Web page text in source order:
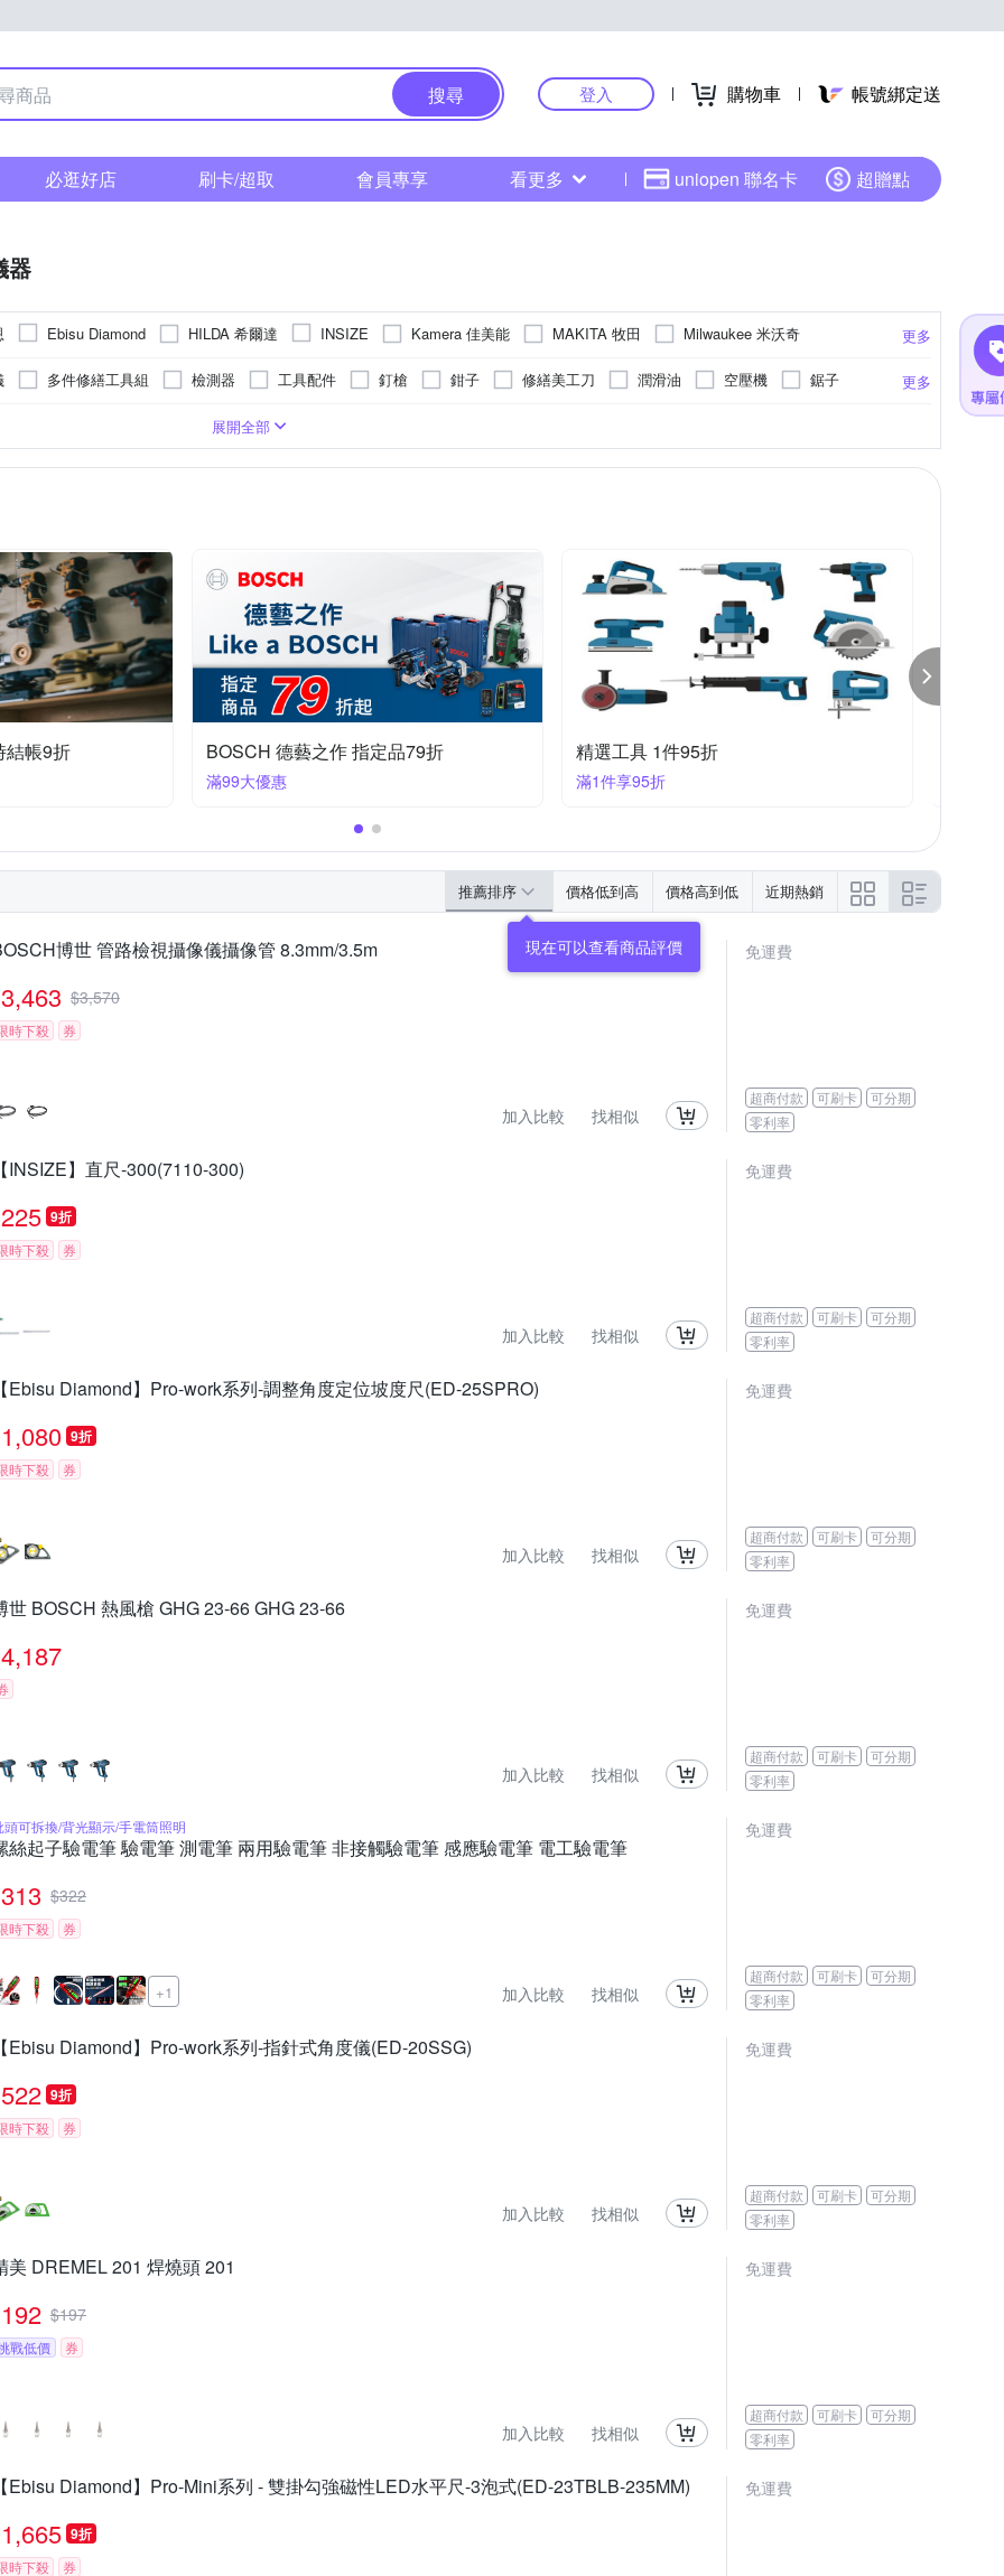
搜尋 登入 購物車 帳號綁定送
必逛好店 刷卡/超取 會員專享 看更多 uniopen 聯名卡 超贈點
器
更多
Ebisu Diamond HILDA 希爾達 INSIZE Kamera 佳美能 MAKITA 牧田
Milwaukee 米沃奇
寶工
WIDE VIEW 其他品牌 更多
多件修繕工具組 檢測器 工具配件 釘槍 鉗子 修繕美工刀 潤滑油 空壓機 鋸子
展開全部
品79折 精選工具 1件95折
滿1件享95折
昌運監視器xOgula小倉工具 結帳享97折
滿1件享97折
推薦排序 價格低到高 價格高到低 近期熱銷
博世 管路檢視攝像儀攝像管 8.3mm/3.5m
3,463 $3,570
時下殺 券
加入比較 找相似
免運費
超商付款 可刷卡
可分期
零利率
INSIZE】直尺-300(7110-300)
225 9折
時下殺 券
加入比較 找相似
免運費
超商付款 可刷卡
可分期
零利率
Ebisu Diamond】Pro-work系列-調整角度定位坡度尺(ED-25SPRO)
1,080 9折
時下殺 券
加入比較 找相似
免運費
超商付款 可刷卡
可分期
零利率
世 BOSCH 熱風槍 GHG 23-66 GHG 23-66
4,187
加入比較 找相似
免運費
超商付款 可刷卡
可分期
零利率
頭可拆換/背光顯示/手電筒照明
絲起子驗電筆 驗電筆 測電筆 兩用驗電筆 非接觸驗電筆 感應驗電筆 電工驗電筆
313 $322
時下殺 券
+1 加入比較 找相似
免運費
超商付款 可刷卡
可分期
零利率
Ebisu Diamond】Pro-work系列-指針式角度儀(ED-20SSG)
522 9折
時下殺 券
加入比較 找相似
免運費
超商付款 可刷卡
可分期
零利率
美 DREMEL 201 焊燒頭 201
192 $197
戰低價 券
加入比較 找相似
免運費
超商付款 可刷卡
可分期
零利率
Ebisu Diamond】Pro-Mini系列 - 雙掛勾強磁性LED水平尺-3泡式(ED-23TBLB-235MM)
1,665 9折
時下殺 券
免運費